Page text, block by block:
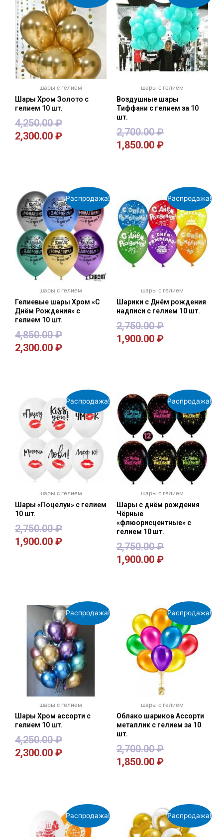
шары с гелием
Шары Хром Золото с
гелием 10 шт.
4,250.00₽
2,300.00 ₽
шары с гелием
Воздушные шары
Тиффани с гелием за 10
шт.
2,700.00₽
1,850.00 ₽
Распродажа!
шары с гелием
Гелиевые шары Хром «С
Днём Рождения» с
гелием 10 шт.
4,850.00₽
2,300.00 ₽
Распродажа!
шары с гелием
Шарики с Днём рождения
надписи с гелием 10 шт.
2,750.00₽
1,900.00 ₽
Распродажа!
шары с гелием
Шары «Поцелуи» с гелием
10 шт.
2,750.00₽
1,900.00 ₽
Распродажа!
шары с гелием
Шары с днём рождения
Чёрные
«флюорисцентные» с
гелием 10 шт.
2,750.00₽
1,900.00 ₽
Распродажа!
шары с гелием
Шары Хром ассорти с
гелием 10 шт.
4,250.00₽
2,300.00 ₽
Распродажа!
шары с гелием
Облако шариков Ассорти
металлик с гелием за 10
шт.
2,700.00₽
1,850.00 ₽
Распродажа! Распродажа!